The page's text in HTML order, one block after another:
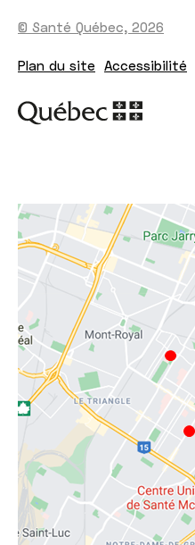
© Santé Québec, 2026
Plan du site Accessibilité